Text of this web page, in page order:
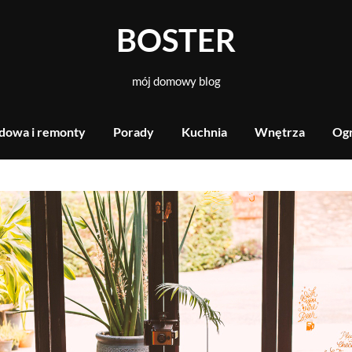
BOSTER
mój domowy blog
i remonty Porady Kuchnia Wnętrza